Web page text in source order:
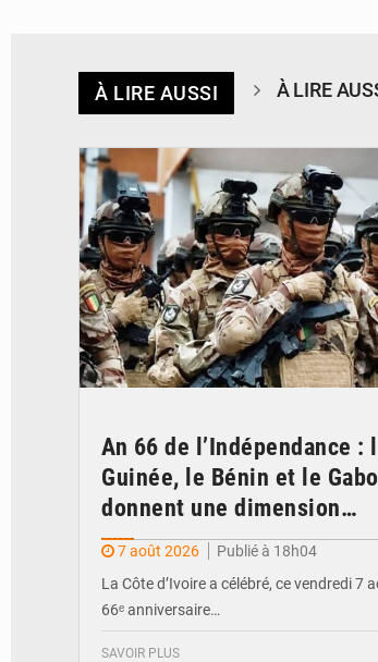
À LIRE AUSSI À LIRE
An 66 de l’Indépendance :
Guinée, le Bénin et le
donnent une dimension
internationale au défilé de
7 août 2026
Publié à 18h04
La Côte d’Ivoire a célébré, ce vendredi 7
66ᵉ anniversaire…
SAVOIR PLUS